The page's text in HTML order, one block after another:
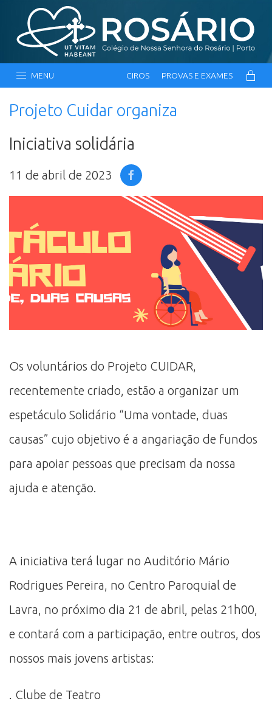
MENU CIROS PROVAS E EXAMES
Projeto Cuidar organiza
Iniciativa solidária
11 de abril de 2023
Os voluntários do Projeto CUIDAR,
recentemente criado, estão a organizar um
espetáculo Solidário “Uma vontade, duas
causas” cujo objetivo é a angariação de fundos
para apoiar pessoas que precisam da nossa
ajuda e atenção.
A iniciativa terá lugar no Auditório Mário
Rodrigues Pereira, no Centro Paroquial de
Lavra, no próximo dia 21 de abril, pelas 21h00,
e contará com a participação, entre outros, dos
nossos mais jovens artistas:
. Clube de Teatro